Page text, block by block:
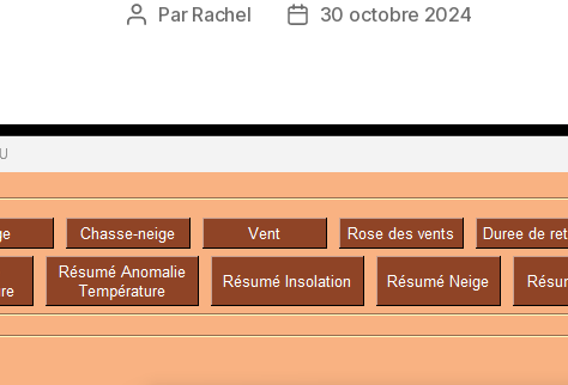
Auteur
Par Rachel
Date30 octobre 2024